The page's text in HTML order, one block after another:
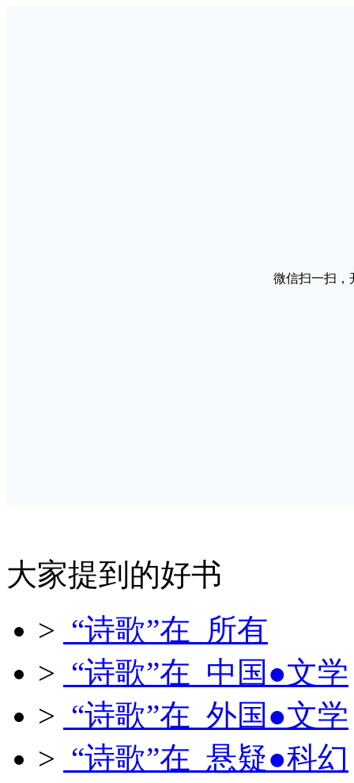
微信扫一扫，
大家提到的好书
> “诗歌”在 所有
> “诗歌”在 中国●文学
> “诗歌”在 外国●文学
> “诗歌”在 悬疑●科幻